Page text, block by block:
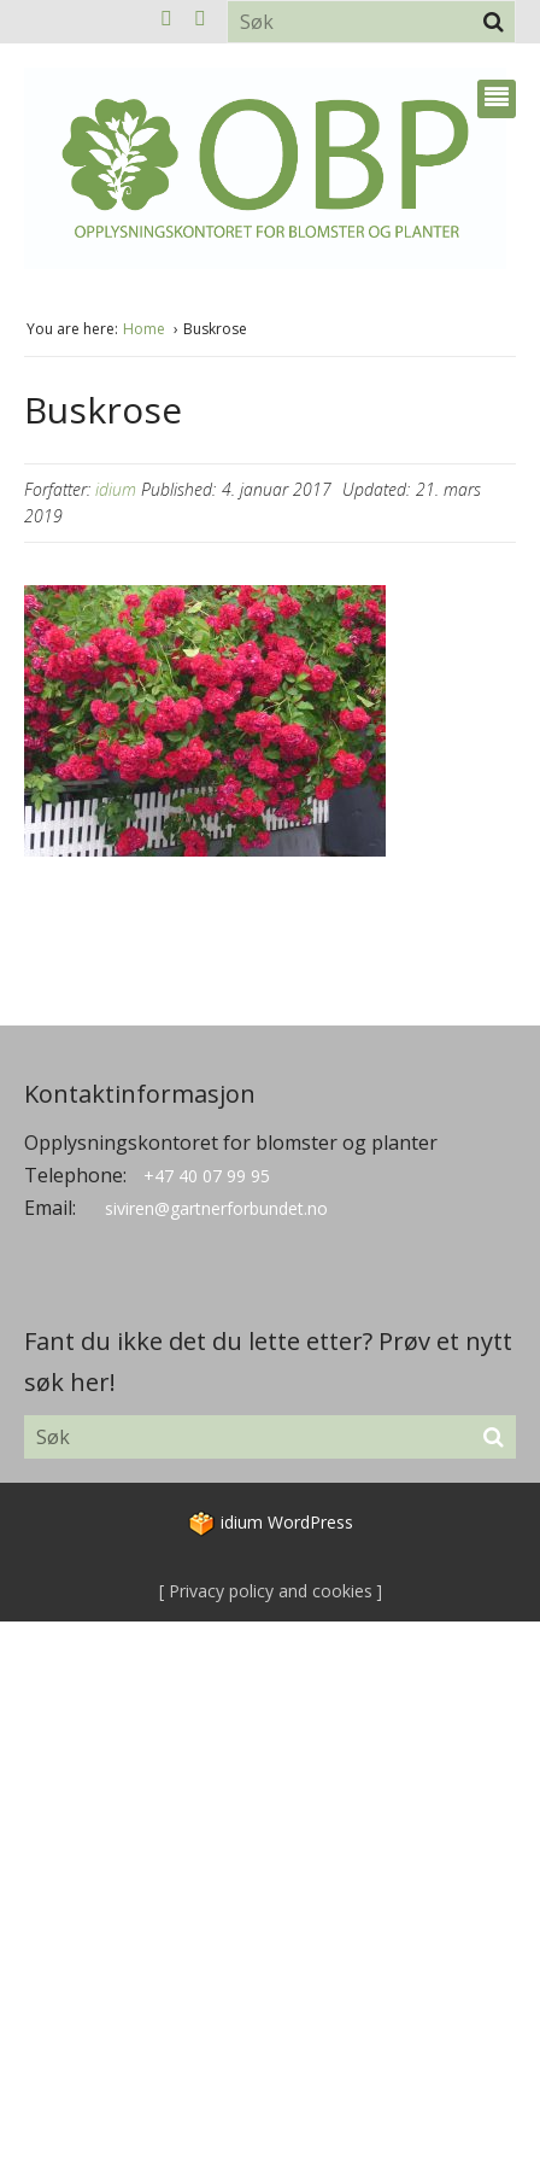
You are here: Home Buskrose
Buskrose
Forfatter: idium Published: 4. januar 2017 Updated: 21. mars
2019
Kontaktinformasjon
Opplysningskontoret for blomster og planter
Telephone:
+47 40 07 99 95
Email: siviren@gartnerforbundet.no
Fant du ikke det du lette etter? Prøv et nytt
søk her!
idium WordPress
Privacy policy and cookies